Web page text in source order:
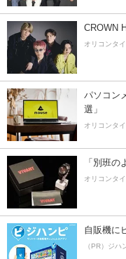
CROWN
オリコンタ
パソコン
選」
オリコンタ
「別班
オリコンタ
自販機に
（PR）ジハ